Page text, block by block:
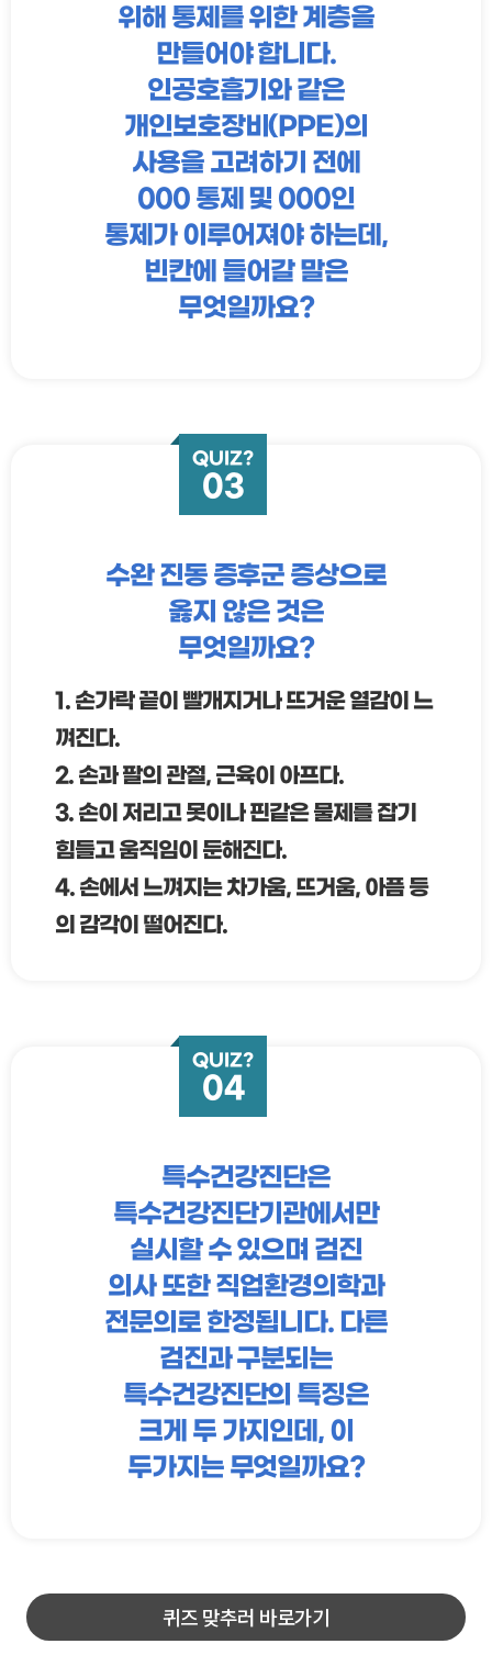
위해 통제를 위한 계층을
만들어야 합니다.
인공호흡기와 같은
개인보호장비(PPE)의
사용을 고려하기 전에
000 통제 및 000인
통제가 이루어져야 하는데,
빈칸에 들어갈 말은
무엇일까요?
QUIZ?
03
수완 진동 증후군 증상으로
옳지 않은 것은
무엇일까요?
1. 손가락 끝이 빨개지거나 뜨거운 열감이 느
껴진다.
2. 손과 팔의 관절, 근육이 아프다.
3. 손이 저리고 못이나 핀같은 물제를 잡기
힘들고 움직임이 둔해진다.
4. 손에서 느껴지는 차가움, 뜨거움, 아픔 등
의 감각이 떨어진다.
QUIZ?
04
특수건강진단은
특수건강진단기관에서만
실시할 수 있으며 검진
의사 또한 직업환경의학과
전문의로 한정됩니다. 다른
검진과 구분되는
특수건강진단의 특징은
크게 두 가지인데, 이
두가지는 무엇일까요?
퀴즈 맞추러 바로가기